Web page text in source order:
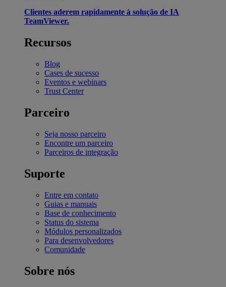
Clientes aderem rapidamente à solução de IA
TeamViewer.
Recursos
Blog
Cases de sucesso
Eventos e webinars
Trust Center
Parceiro
Seja nosso parceiro
Encontre um parceiro
Parceiros de integração
Suporte
Entre em contato
Guias e manuais
Base de conhecimento
Status do sistema
Módulos personalizados
Para desenvolvedores
Comunidade
Sobre nós